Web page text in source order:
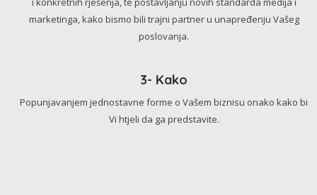
marketinga, kako bismo bili trajni partner u unapređenju Vašeg
poslovanja.
3- Kako
Popunjavanjem jednostavne forme o Vašem biznisu onako kako bi
Vi htjeli da ga predstavite.